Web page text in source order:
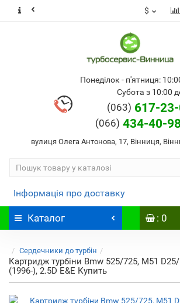
$
Понеділок - п'ятниця:
Субота з 10:00
(063) 617-
(066) 434-40-98
вулиця Олега Антонова, 17, Вінниця,
Інформація про доставку
Каталог : 0
Сердечники до турбін
Картридж турбіни Bmw 525/725, M51
(1996-), 2.5D E&E Купить